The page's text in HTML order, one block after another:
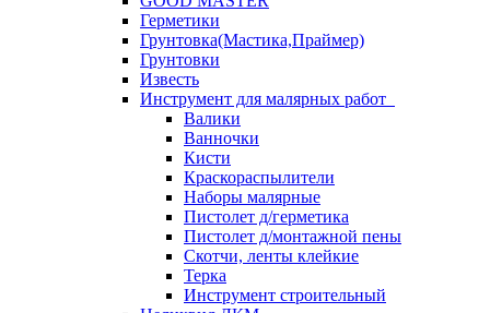
Герметики
Грунтовка(Мастика,Праймер)
Грунтовки
Известь
Инструмент для малярных работ
Валики
Ванночки
Кисти
Краскораспылители
Наборы малярные
Пистолет д/герметика
Пистолет д/монтажной пены
Скотчи, ленты клейкие
Терка
Инструмент строительный